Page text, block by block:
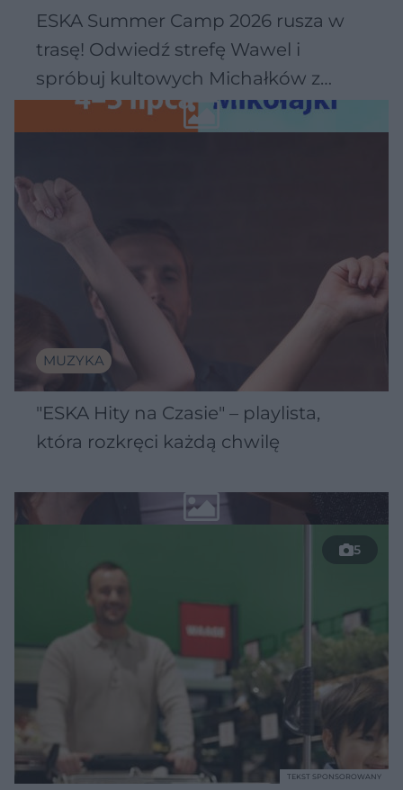
ESKA Summer Camp 2026 rusza w
trasę! Odwiedź strefę Wawel i
spróbuj kultowych Michałków z
Wawelu
MUZYKA
"ESKA Hity na Czasie" – playlista,
która rozkręci każdą chwilę
5
TEKST SPONSOROWANY